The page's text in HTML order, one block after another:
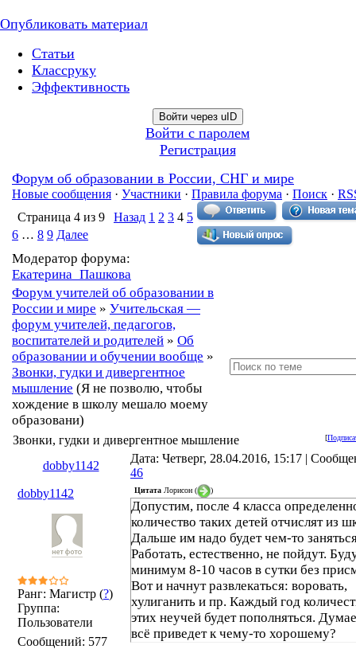
Опубликовать материал
Статьи
Классруку
Эффективность
Войти через uID
Войти с паролем
Регистрация
Форум об образовании в России, СНГ и мире
Новые сообщения · Участники · Правила форума · Поиск ·
Страница 4 из 9 Назад 1 2 3 4 5
6 … 8 9 Далее
Модератор форума:
Екатерина_Пашкова
Форум учителей об образовании в
России и мире » Учительская —
форум учителей, педагогов,
воспитателей и родителей » Об
образовании и обучении вообще »
Звонки, гудки и дивергентное
мышление (Я не позволю, чтобы
хождение в школу мешало моему
образовани)
[
Звонки, гудки и дивергентное мышление
dobby1142
Дата: Четверг, 28.04.2016, 15:17 |
46
dobby1142
Ранг: Магистр (?)
Группа:
Пользователи
Сообщений: 577
Цитата Лорисон ( )
Допустим, после 4 класса
количество таких детей отчислят из
Дальше им надо будет чем-то
Работать, естественно, не пойдут.
минимум 8-10 часов в сутки без
Вот и начнут развлекаться: воровать,
хулиганить и пр. Каждый год
этих неучей будет пополняться.
всё приведет к чему-то хорошему?